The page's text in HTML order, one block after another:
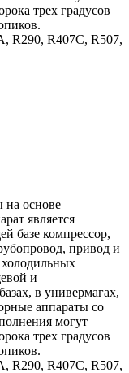
трех градусов
R290, R407C, R507,
на основе
является
базе компрессор,
привод и
и
в универмагах,
аппараты со
могут
трех градусов
R290, R407C, R507,